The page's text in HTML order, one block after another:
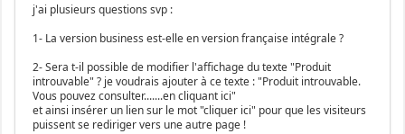
j'ai plusieurs questions svp :
1- La version business est-elle en version française intégrale ?
2- Sera t-il possible de modifier l'affichage du texte "Produit
introuvable" ? je voudrais ajouter à ce texte : "Produit introuvable.
Vous pouvez consulter.......en cliquant ici"
et ainsi insérer un lien sur le mot "cliquer ici" pour que les visiteurs
puissent se rediriger vers une autre page !